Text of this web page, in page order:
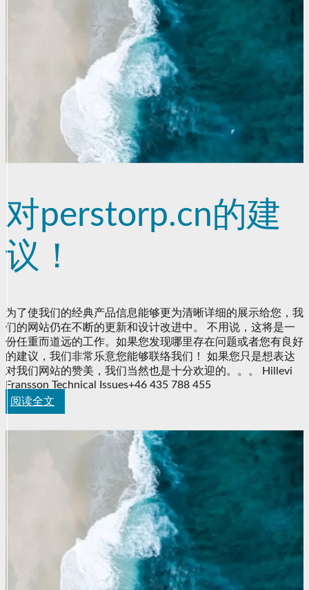
对perstorp.cn的建
议！
为了使我们的经典产品信息能够更为清晰详细的展示给您，我
们的网站仍在不断的更新和设计改进中。 不用说，这将是一
份任重而道远的工作。如果您发现哪里存在问题或者您有良好
的建议，我们非常乐意您能够联络我们！ 如果您只是想表达
对我们网站的赞美，我们当然也是十分欢迎的。。。 Hillevi
Fransson Technical Issues+46 435 788 455
阅读全文